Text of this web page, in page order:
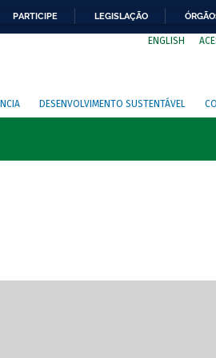
PARTICIPE LEGISLAÇÃO
ENGLISH
DESENVOLVIMENTO SUSTENTÁVEL
de